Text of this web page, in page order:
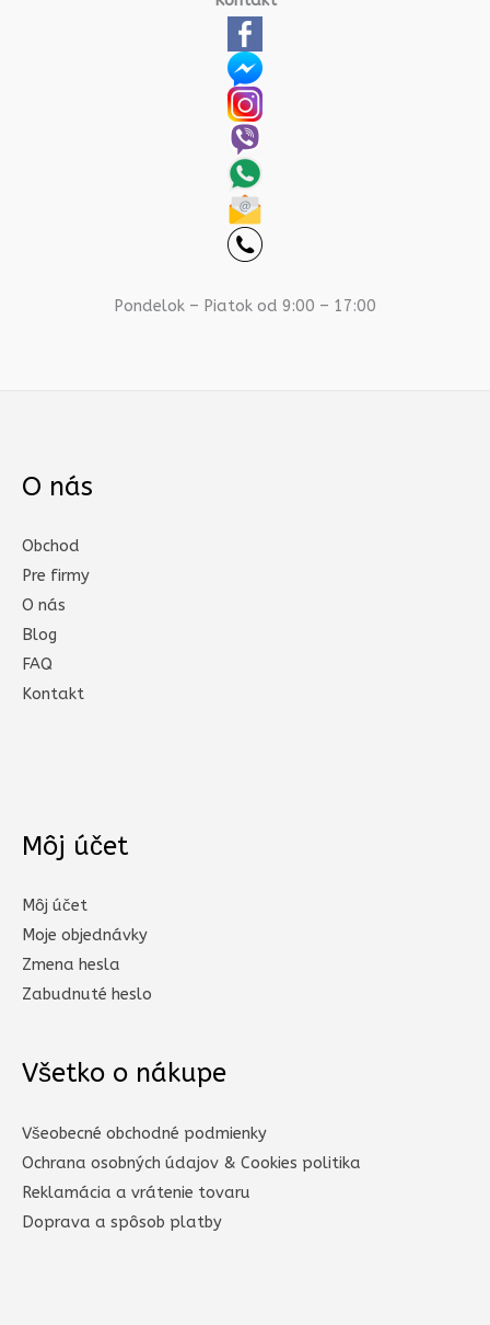
Pondelok – Piatok od 9:00 – 17:00
O nás
Obchod
Pre firmy
O nás
Blog
FAQ
Kontakt
Môj účet
Môj účet
Moje objednávky
Zmena hesla
Zabudnuté heslo
Všetko o nákupe
Všeobecné obchodné podmienky
Ochrana osobných údajov & Cookies politika
Reklamácia a vrátenie tovaru
Doprava a spôsob platby​